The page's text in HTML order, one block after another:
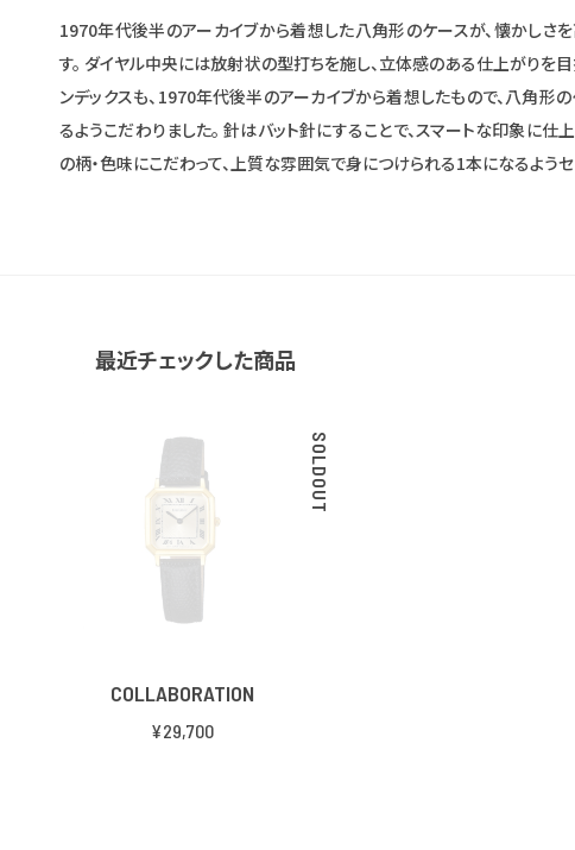
1970年代後半のアーカイブから着想した八角形のケースが、懐かしさ
す。 ダイヤル中央には放射状の型打ちを施し、立体感のある仕上がりを
ンデックスも、1970年代後半のアーカイブから着想したもので、八角形
るようこだわりました。 針はバット針にすることで、スマートな印象に仕
の柄・色味にこだわって、上質な雰囲気で身につけられる1本になるようセ
最近チェックした商品
SOLDOUT
COLLABORATION
¥29,700